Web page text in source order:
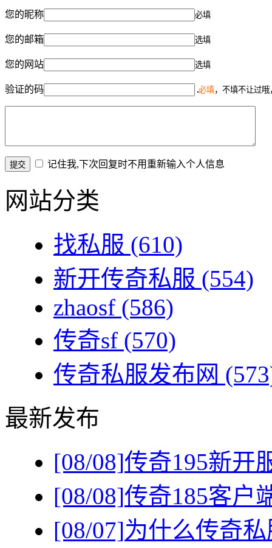
您的昵称 必填
您的邮箱 选填
您的网站 选填
验证的码 必填，不填不让过
记住我,下次回复时不用重新输入个人信息
网站分类
找私服 (610)
新开传奇私服 (554)
zhaosf (586)
传奇sf (570)
传奇私服发布网
最新发布
[08/08]传奇195新开
[08/08]传奇185客户
[08/07]为什么传奇